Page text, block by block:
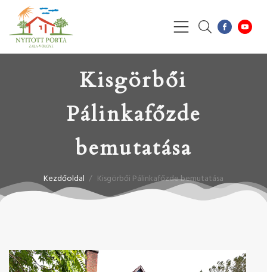
Kisgörbői
Pálinkafőzde
bemutatása
Kezdőoldal / Kisgörbői Pálinkafőzde bemutatása